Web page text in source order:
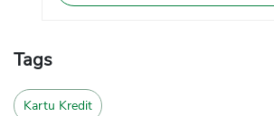
Tags
Kartu Kredit